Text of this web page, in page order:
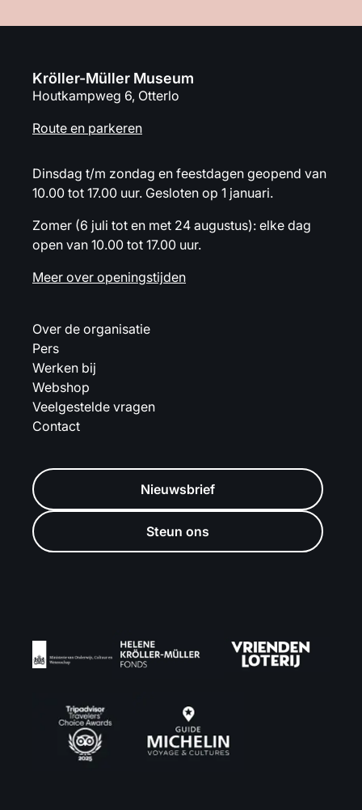
Kröller-Müller Museum
Houtkampweg 6, Otterlo
Route en parkeren
Dinsdag t/m zondag en feestdagen geopend van
10.00 tot 17.00 uur. Gesloten op 1 januari.
Zomer (6 juli tot en met 24 augustus): elke dag
open van 10.00 tot 17.00 uur.
Meer over openingstijden
Over de organisatie
Pers
Werken bij
Webshop
Veelgestelde vragen
Contact
Nieuwsbrief
Steun ons